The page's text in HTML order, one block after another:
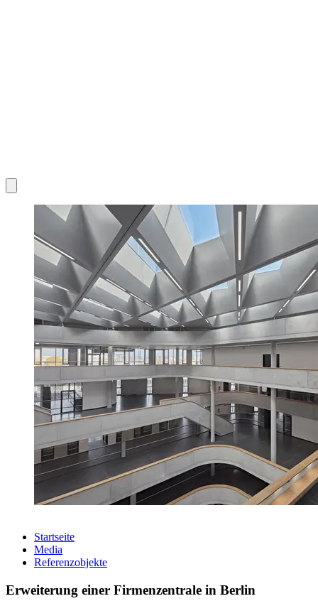
Startseite
Media
Referenzobjekte
Erweiterung einer Firmenzentrale in Berlin